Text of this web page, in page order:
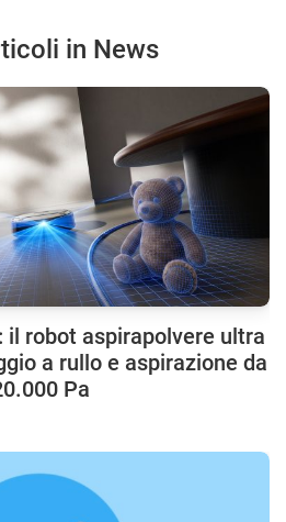
in News
il robot aspirapolvere ultra
a rullo e aspirazione da
Pa